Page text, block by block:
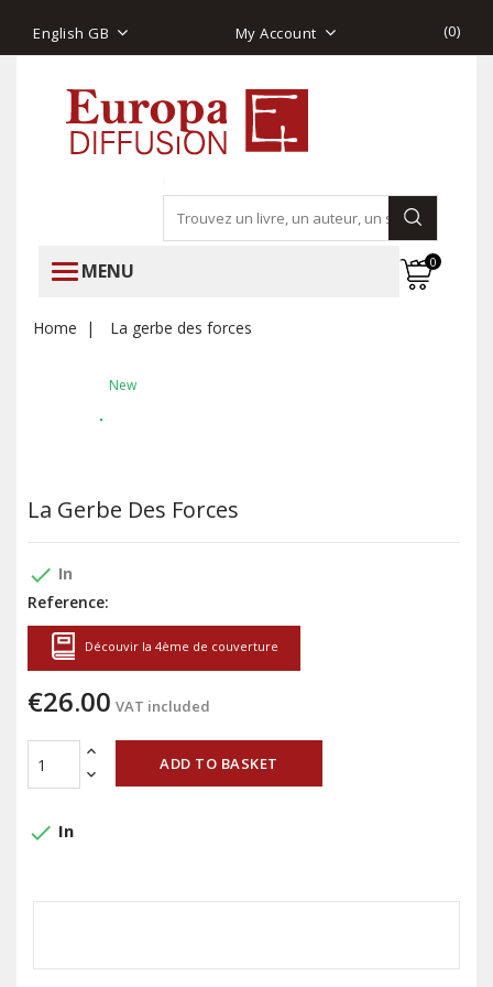
English GB My Account (0)
MENU 0
Home La gerbe des forces
New
La Gerbe Des Forces
done In
Reference:
Découvir la 4ème de couverture
€26.00 VAT included
ADD TO BASKET
done In